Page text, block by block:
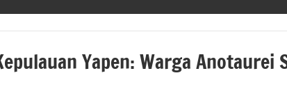
Yapen: Warga Anotaurei